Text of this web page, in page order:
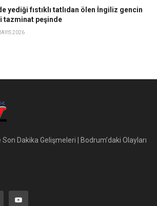
yediği fıstıklı tatlıdan ölen İngiliz gencin
tazminat peşinde
2026
Dakika Gelişmeleri | Bodrum’daki Olayları